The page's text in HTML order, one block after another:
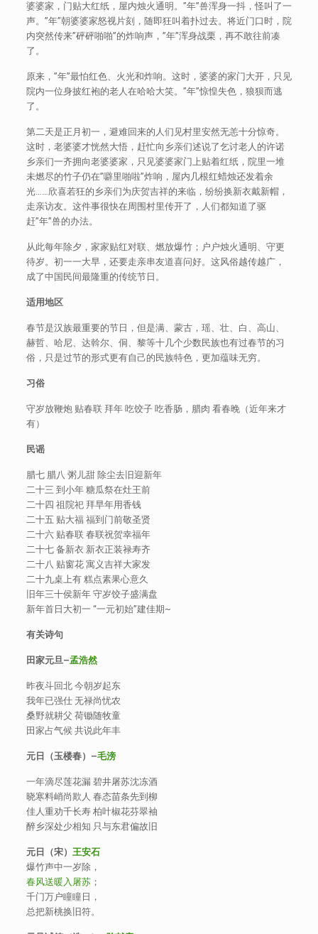
婆婆家，门贴大红纸，屋内烛火通明。”年”兽浑身一抖，怪叫了一
声。”年”朝婆婆家怒视片刻，随即狂叫着扑过去。将近门口时，院
内突然传来”砰砰啪啪”的炸响声，”年”浑身战栗，再不敢往前凑
了。
原来，”年”最怕红色、火光和炸响。这时，婆婆的家门大开，只见
院内一位身披红袍的老人在哈哈大笑。”年”惊惶失色，狼狈而逃
了。
第二天是正月初一，避难回来的人们见村里安然无恙十分惊奇。
这时，老婆婆才恍然大悟，赶忙向乡亲们述说了乞讨老人的许诺
乡亲们一齐拥向老婆婆家，只见婆婆家门上贴着红纸，院里一堆
未燃尽的竹子仍在”噼里啪啦”炸响，屋内几根红蜡烛还发着余
光……欣喜若狂的乡亲们为庆贺吉祥的来临，纷纷换新衣戴新帽，
走亲访友。这件事很快在周围村里传开了，人们都知道了驱
赶”年”兽的办法。
从此每年除夕，家家贴红对联、燃放爆竹；户户烛火通明、守更
待岁。初一一大早，还要走亲串友道喜问好。这风俗越传越广，
成了中国民间最隆重的传统节日。
适用地区
春节是汉族最重要的节日，但是满、蒙古，瑶、壮、白、高山、
赫哲、哈尼、达斡尔、侗、黎等十几个少数民族也有过春节的习
俗，只是过节的形式更有自己的民族特色，更加蕴味无穷。
习俗
守岁放鞭炮 贴春联 拜年 吃饺子 吃香肠，腊肉 看春晚（近年来才
有）
民谣
腊七 腊八 粥儿甜 除尘去旧迎新年
二十三 到小年 糖瓜祭在灶王前
二十四 祖院祀 拜早年用香钱
二十五 贴大福 福到门前敬圣贤
二十六 贴春联 春联祝贺幸福年
二十七 备新衣 新衣正装禄寿齐
二十八 贴窗花 寓义吉祥大家发
二十九桌上有 糕点素果心意久
旧年三十侯新年 守岁饺子盛满盘
新年首日大初一 “一元初始”建佳期~
有关诗句
田家元旦–孟浩然
昨夜斗回北 今朝岁起东
我年已强仕 无禄尚忧农
桑野就耕父 荷锄随牧童
田家占气候 共说此年丰
元日（玉楼春） –毛滂
一年滴尽莲花漏 碧井屠苏沈冻酒
晓寒料峭尚欺人 春态苗条先到柳
佳人重劝千长寿 柏叶椒花芬翠袖
醉乡深处少相知 只与东君偏故旧
元日（宋） 王安石
爆竹声中一岁除，
春风送暖入屠苏；
千门万户瞳瞳日，
总把新桃换旧符。